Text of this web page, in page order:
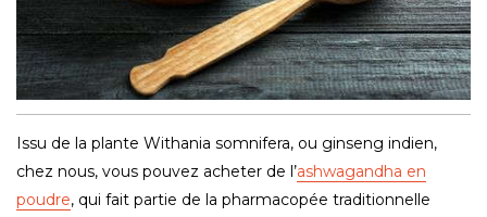
Issu de la plante Withania somnifera, ou ginseng indien,
chez nous, vous pouvez acheter de l’ashwagandha en
poudre, qui fait partie de la pharmacopée traditionnelle